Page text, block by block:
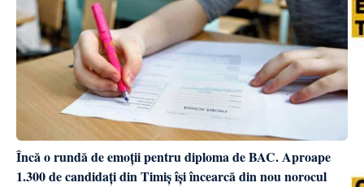
Încă o rundă de emoții pentru diploma de BAC. Aproape
1.300 de candidați din Timiș își încearcă din nou norocul